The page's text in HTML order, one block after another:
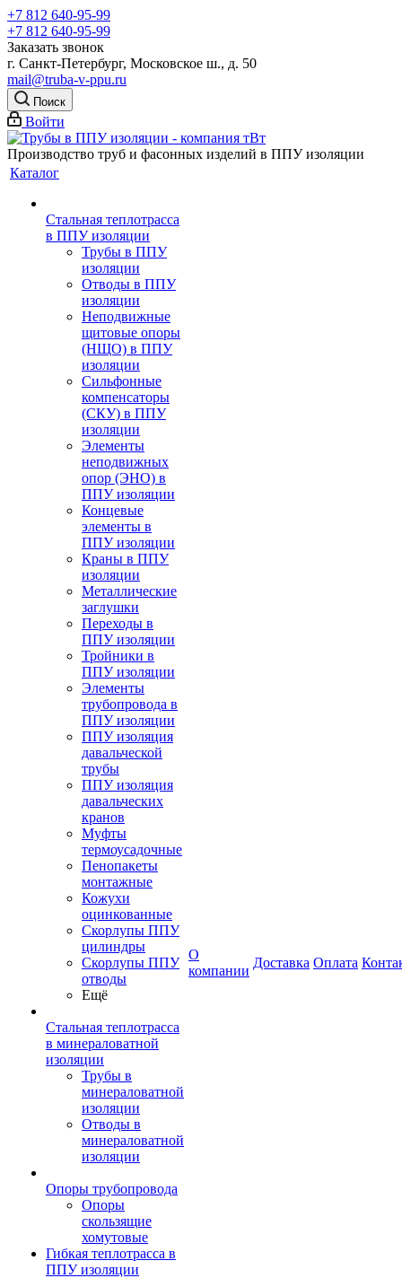
+7 812 640-95-99
+7 812 640-95-99
Заказать звонок
г. Санкт-Петербург, Московское ш., д. 50
mail@truba-v-ppu.ru
Поиск
Войти
Производство труб и фасонных изделий в ППУ изоляции
Каталог
Стальная теплотрасса
в ППУ изоляции
Трубы в ППУ
изоляции
Отводы в ППУ
изоляции
Неподвижные
щитовые опоры
(НЩО) в ППУ
изоляции
Cильфонные
компенсаторы
(СКУ) в ППУ
изоляции
Элементы
неподвижных
опор (ЭНО) в
ППУ изоляции
Концевые
элементы в
ППУ изоляции
Краны в ППУ
изоляции
Металлические
заглушки
Переходы в
ППУ изоляции
Тройники в
ППУ изоляции
Элементы
трубопровода в
ППУ изоляции
ППУ изоляция
давальческой
трубы
ППУ изоляция
давальческих
кранов
Муфты
термоусадочные
Пенопакеты
монтажные
Кожухи
оцинкованные
Скорлупы ППУ
цилиндры
Скорлупы ППУ
отводы
Ещё
Стальная теплотрасса
в минераловатной
изоляции
Трубы в
минераловатной
изоляции
Отводы в
минераловатной
изоляции
Опоры трубопровода
Опоры
скользящие
хомутовые
Гибкая теплотрасса в
ППУ изоляции
О
компании
Доставка Оплата